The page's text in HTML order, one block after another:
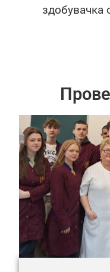
здобувачка